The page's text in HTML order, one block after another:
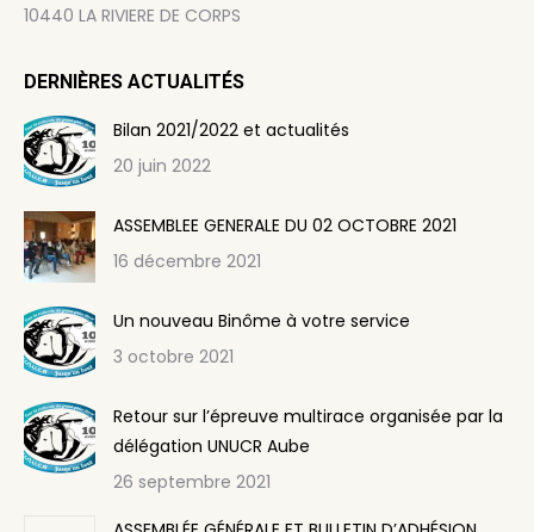
10440 LA RIVIERE DE CORPS
DERNIÈRES ACTUALITÉS
Bilan 2021/2022 et actualités
20 juin 2022
ASSEMBLEE GENERALE DU 02 OCTOBRE 2021
16 décembre 2021
Un nouveau Binôme à votre service
3 octobre 2021
Retour sur l’épreuve multirace organisée par la
délégation UNUCR Aube
26 septembre 2021